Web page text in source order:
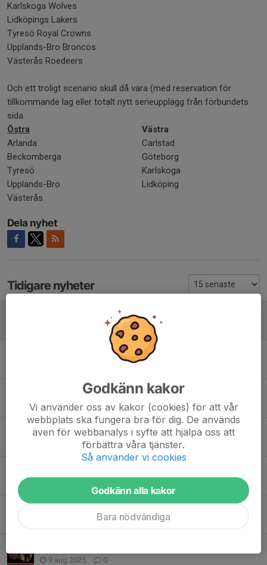
Karlskoga Wolves
Lidköpings Lakers
Tyresö Royal Crowns
Upplands-Bro Broncos
Västerås Roedeers
Och ett troligt scenario skull då vara (med reservation för
tillkommande lag eller totalt nytt serieupplägg från förbundets
sida.
Östra
Västra
Arlanda
Beckomberga
Tyresö
Upplands-Bro
Västerås
Carlstad
Göteborg
Karlskoga
Lidköping
Dela nyhet
Tidigare nyheter
Serien börjar ta form - Division 1 2026
0
Spelarpresentation '25: Jakob Dalenius
Spelarpresentation '25: Djalmar Dorado
15 aug 2025 0
Spelarpresentation '25: Brandon Mitchell
13 aug 2025 0
0
9 aug 2025 0
Godkänn kakor
Vi använder oss av kakor (cookies) för att vår
webbplats ska fungera bra för dig. De används
även för webbanalys i syfte att hjälpa oss att
förbättra våra tjänster.
Så använder vi cookies
Godkänn alla kakor
Bara nödvändiga